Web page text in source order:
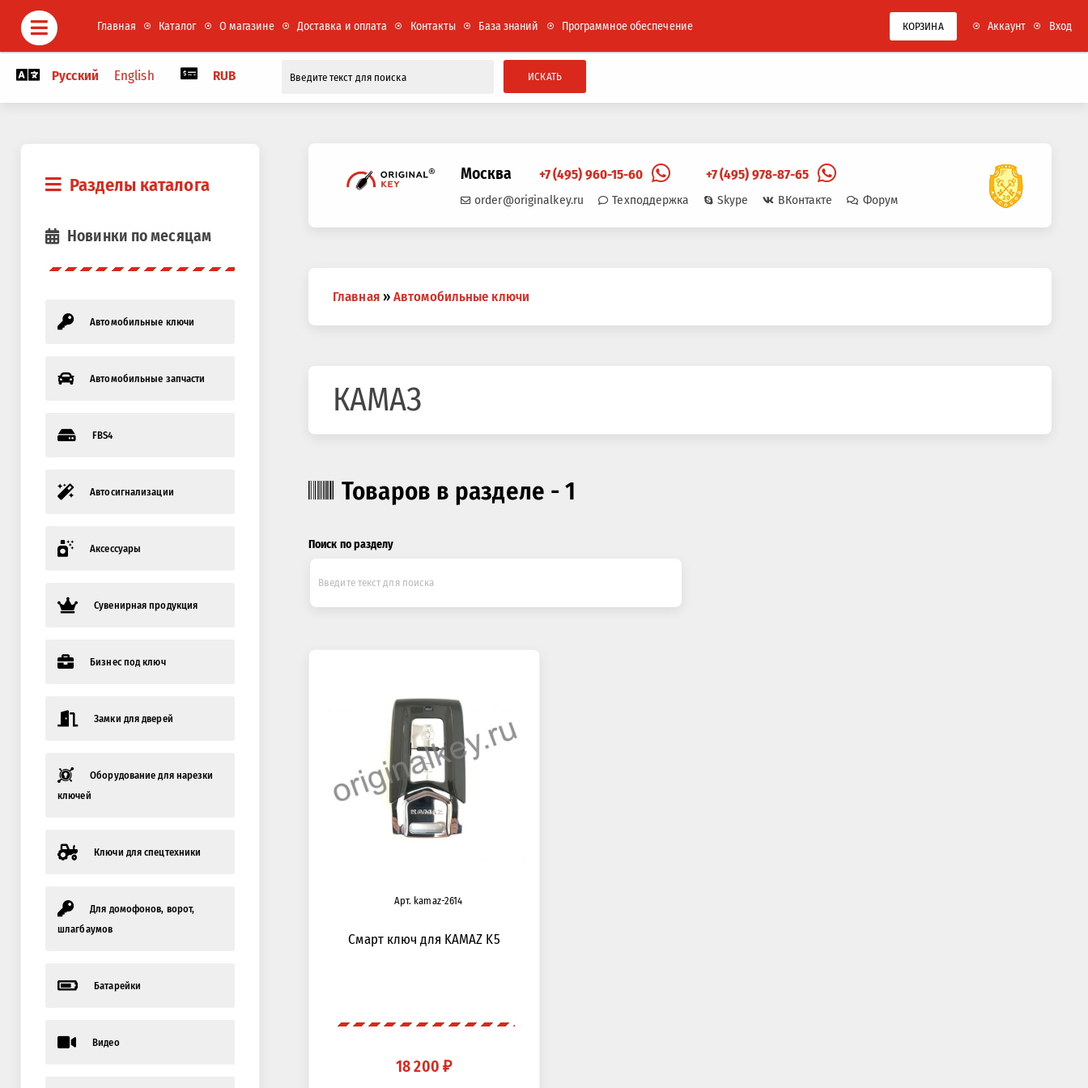
Главная Каталог О магазине Доставка и оплата Контакты База знаний Программное обеспечение КОРЗИНА Аккаунт Вход
Русский English RUB ИСКАТЬ
Разделы каталога
Новинки по месяцам
Автомобильные ключи
Автомобильные запчасти
FBS4
Автосигнализации
Аксессуары
Сувенирная продукция
Бизнес под ключ
Замки для дверей
Оборудование для нарезки
ключей
Ключи для спецтехники
Для домофонов, ворот,
шлагбаумов
Батарейки
Видео
Москва +7 (495) 960-15-60 +7 (495) 978-87-65
order@originalkey.ru Техподдержка Skype ВКонтакте Форум
здесь
Главная » Автомобильные ключи
КАМАЗ
Товаров в разделе - 1
Поиск по разделу
Арт. kamaz-2614
Смарт ключ для KAMAZ K5
18 200 ₽